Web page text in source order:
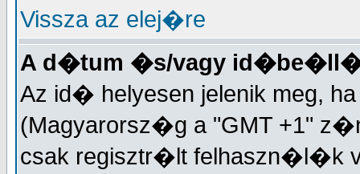
Vissza az elej�re
A d�tum �s/vagy
Az id� helyesen jelenik meg,
(Magyarorsz�g a "GMT +1"
csak regisztr�lt felhaszn�l�k